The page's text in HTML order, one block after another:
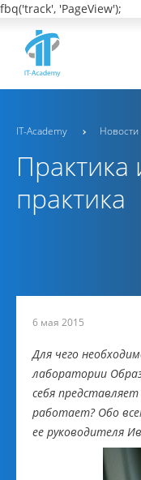
fbq('track', 'PageView');
IT-Academy Новости
практика
6 мая 2015
Для чего
лаборатории
себя
работает? Обо
ее руководителя